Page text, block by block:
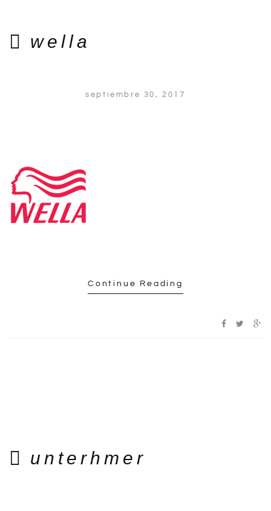
wella
septiembre 30, 2017
Continue Reading
unterhmer